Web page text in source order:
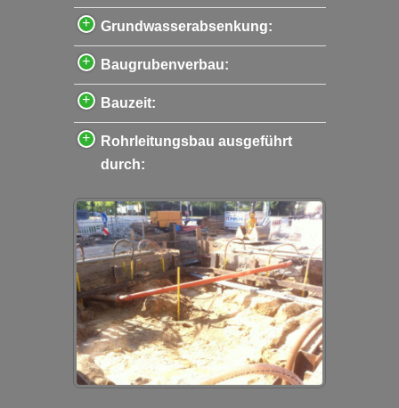
Grundwasserabsenkung:
Baugrubenverbau:
Bauzeit:
Rohrleitungsbau ausgeführt
durch: